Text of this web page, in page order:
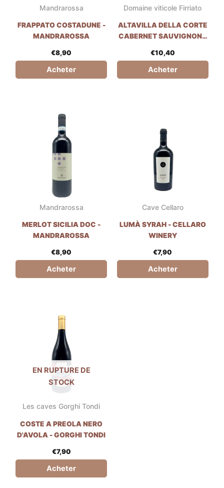
Mandrarossa
FRAPPATO COSTADUNE -
MANDRAROSSA
€8,90
Acheter
Domaine viticole Firriato
ALTAVILLA DELLA CORTE
CABERNET SAUVIGNON -
€10,40
Acheter
Mandrarossa
MERLOT SICILIA DOC -
MANDRAROSSA
€8,90
Acheter
Cave Cellaro
LUMÀ SYRAH - CELLARO
WINERY
€7,90
Acheter
EN RUPTURE DE
STOCK
Les caves Gorghi Tondi
COSTE A PREOLA NERO
D'AVOLA - GORGHI TONDI
€7,90
Acheter